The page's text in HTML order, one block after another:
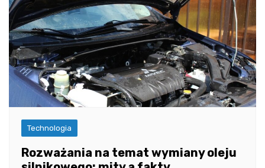
Technologia
Rozważania na temat wymiany oleju